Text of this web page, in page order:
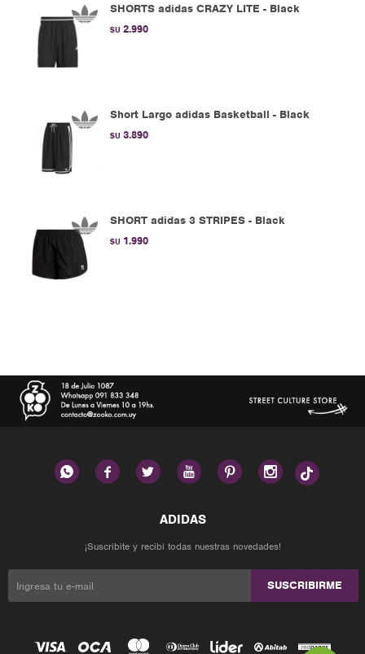
SHORTS adidas CRAZY LITE - Black
$U 2.990
Short Largo adidas Basketball - Black
$U 3.890
SHORT adidas 3 STRIPES - Black
$U 1.990
     
¡Suscribite y recibí todas nuestras novedades!
SUSCRIBIRME